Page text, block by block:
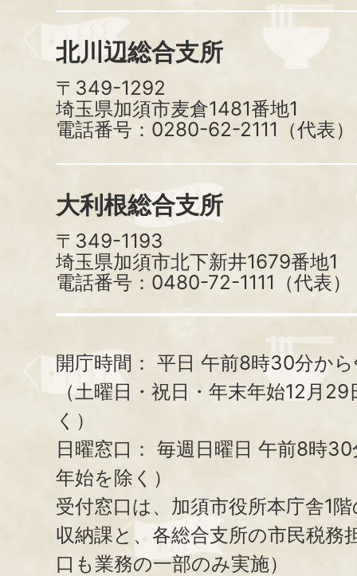
北川辺総合支所
〒349-1292
埼玉県加須市麦倉1481番地1
電話番号：0280-62-2111（代表）
大利根総合支所
〒349-1193
埼玉県加須市北下新井1679番地1
電話番号：0480-72-1111（代表）
開庁時間： 平日 午前8時30分か
（土曜日・祝日・年末年始12月
く）
日曜窓口： 毎週日曜日 午前8時
年始を除く）
受付窓口は、加須市役所本庁舎1
収納課と、 各総合支所の市民税務
口も業務の一部のみ実施）